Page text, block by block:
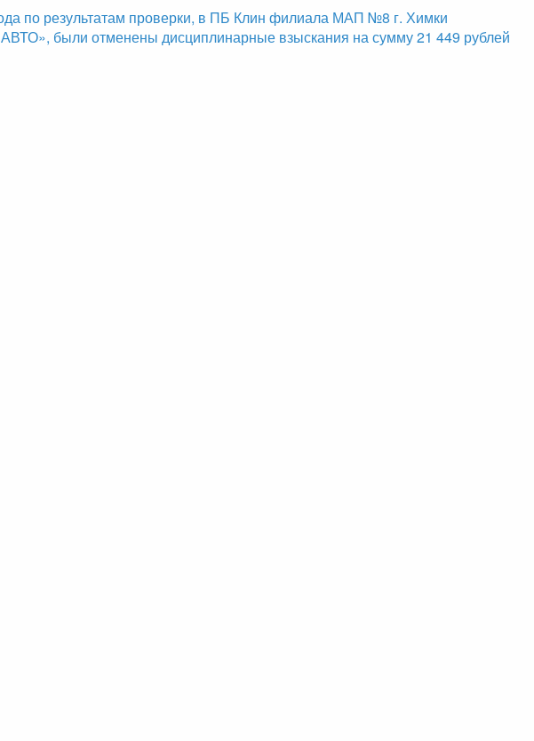
по результатам проверки, в ПБ Клин филиала МАП №8 г. Химки
были отменены дисциплинарные взыскания на сумму 21 449 рублей